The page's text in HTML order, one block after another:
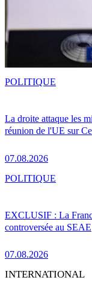
La droite attaque les
réunion de l'UE sur
07.08.2026
POLITIQUE
EXCLUSIF : La
controversée au SEAE
07.08.2026
POLITIQUE
INTERNATIONAL